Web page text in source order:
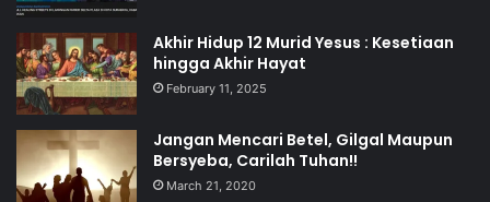
Akhir Hidup 12 Murid Yesus : Kesetiaan
hingga Akhir Hayat
February 11, 2025
Jangan Mencari Betel, Gilgal Maupun
Bersyeba, Carilah Tuhan!!
March 21, 2020